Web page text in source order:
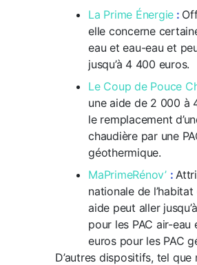
La Prime Énergie :
elle concerne
eau et eau-eau et
jusqu’à 4 400 euros.
Le Coup de Pouce
une aide de 2 000 à
le remplacement
chaudière par une
géothermique.
MaPrimeRénov’ :
nationale de
aide peut aller
pour les PAC air-eau
euros pour les PAC
D’autres dispositifs, tel que